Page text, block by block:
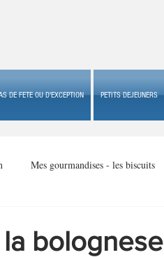
DE FETE OU D'EXCEPTION PETITS DEJEUNERS
Mes gourmandises - les biscuits
bolognese